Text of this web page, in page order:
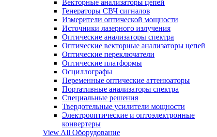
Векторные анализаторы цепей
Генераторы СВЧ сигналов
Измерители оптической мощности
Источники лазерного излучения
Оптические анализаторы спектра
Оптические векторные анализаторы цепей
Оптические переключатели
Оптические платформы
Осциллографы
Переменные оптические аттенюаторы
Портативные анализаторы спектра
Специальные решения
Твердотельные усилители мощности
Электрооптические и оптоэлектронные
конвертеры
View All Оборудование